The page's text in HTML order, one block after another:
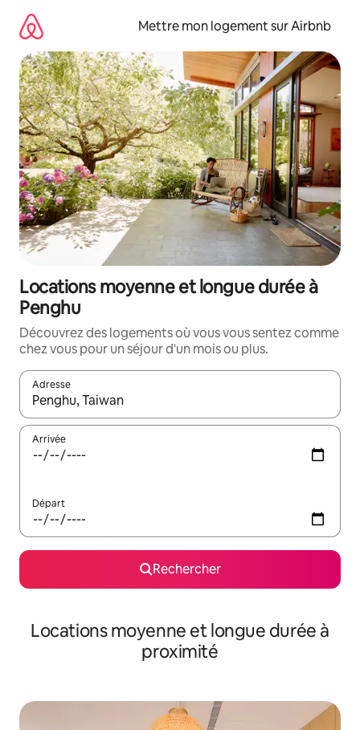
directement
contenu
Mettre mon logement sur Airbnb
Locations moyenne et longue durée à
Penghu
Découvrez des logements où vous vous sentez comme
chez vous pour un séjour d'un mois ou plus.
Adresse
Lorsque les résultats s'affichent, utilisez les flèches vers le
Arrivée
Départ
Rechercher
Locations moyenne et longue durée à
proximité